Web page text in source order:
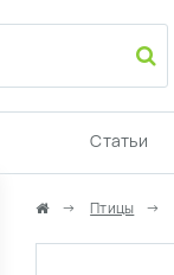
Статьи
Птицы